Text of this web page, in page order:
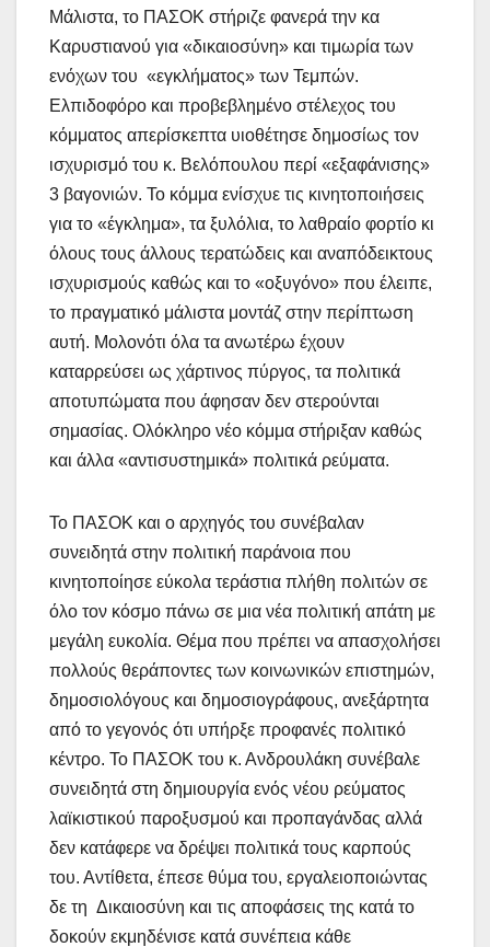
Μάλιστα, το ΠΑΣΟΚ στήριζε φανερά την κα
Καρυστιανού για «δικαιοσύνη» και τιμωρία των
ενόχων του «εγκλήματος» των Τεμπών.
Ελπιδοφόρο και προβεβλημένο στέλεχος του
κόμματος απερίσκεπτα υιοθέτησε δημοσίως τον
ισχυρισμό του κ. Βελόπουλου περί «εξαφάνισης»
3 βαγονιών. Το κόμμα ενίσχυε τις κινητοποιήσεις
για το «έγκλημα», τα ξυλόλια, το λαθραίο φορτίο κι
όλους τους άλλους τερατώδεις και αναπόδεικτους
ισχυρισμούς καθώς και το «οξυγόνο» που έλειπε,
το πραγματικό μάλιστα μοντάζ στην περίπτωση
αυτή. Μολονότι όλα τα ανωτέρω έχουν
καταρρεύσει ως χάρτινος πύργος, τα πολιτικά
αποτυπώματα που άφησαν δεν στερούνται
σημασίας. Ολόκληρο νέο κόμμα στήριξαν καθώς
και άλλα «αντισυστημικά» πολιτικά ρεύματα.
Το ΠΑΣΟΚ και ο αρχηγός του συνέβαλαν
συνειδητά στην πολιτική παράνοια που
κινητοποίησε εύκολα τεράστια πλήθη πολιτών σε
όλο τον κόσμο πάνω σε μια νέα πολιτική απάτη με
μεγάλη ευκολία. Θέμα που πρέπει να απασχολήσει
πολλούς θεράποντες των κοινωνικών επιστημών,
δημοσιολόγους και δημοσιογράφους, ανεξάρτητα
από το γεγονός ότι υπήρξε προφανές πολιτικό
κέντρο. Το ΠΑΣΟΚ του κ. Ανδρουλάκη συνέβαλε
συνειδητά στη δημιουργία ενός νέου ρεύματος
λαϊκιστικού παροξυσμού και προπαγάνδας αλλά
δεν κατάφερε να δρέψει πολιτικά τους καρπούς
του. Αντίθετα, έπεσε θύμα του, εργαλειοποιώντας
δε τη Δικαιοσύνη και τις αποφάσεις της κατά το
δοκούν εκμηδένισε κατά συνέπεια κάθε